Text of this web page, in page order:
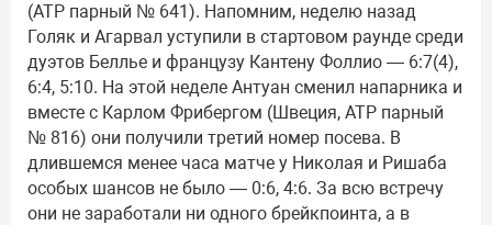
(ATP парный № 641). Напомним, неделю назад
Голяк и Агарвал уступили в стартовом раунде среди
дуэтов Беллье и французу Кантену Фоллио — 6:7(4),
6:4, 5:10. На этой неделе Антуан сменил напарника и
вместе с Карлом Фрибергом (Швеция, ATP парный
№ 816) они получили третий номер посева. В
длившемся менее часа матче у Николая и Ришаба
особых шансов не было — 0:6, 4:6. За всю встречу
они не заработали ни одного брейкпоинта, а в